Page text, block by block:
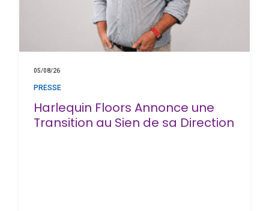
05/08/26
PRESSE
Harlequin Floors Annonce une
Transition au Sien de sa Direction